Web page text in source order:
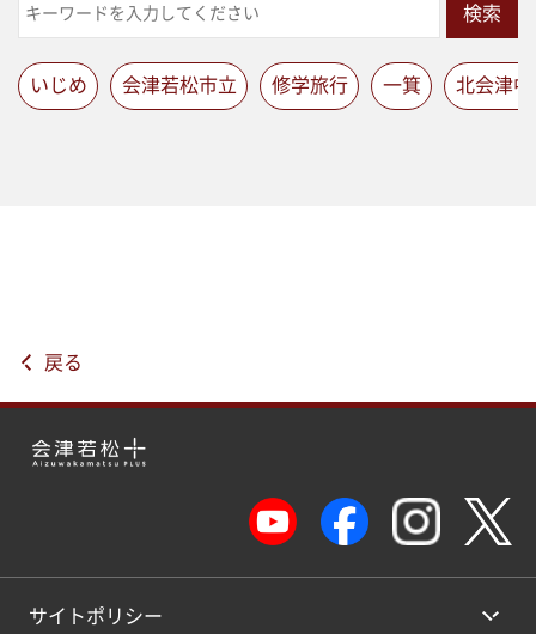
検索
いじめ 会津若松市立 修学旅行 一箕 北会津中
戻る
サイトポリシー